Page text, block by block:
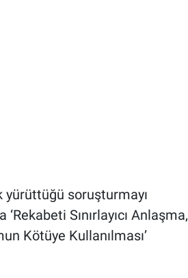
yürüttüğü soruşturmayı
Sınırlayıcı Anlaşma,
Kötüye Kullanılması’